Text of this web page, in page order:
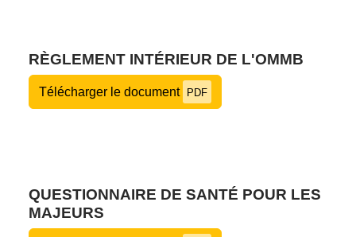
RÈGLEMENT INTÉRIEUR DE L'OMMB
Télécharger le document PDF
QUESTIONNAIRE DE SANTÉ POUR LES
MAJEURS